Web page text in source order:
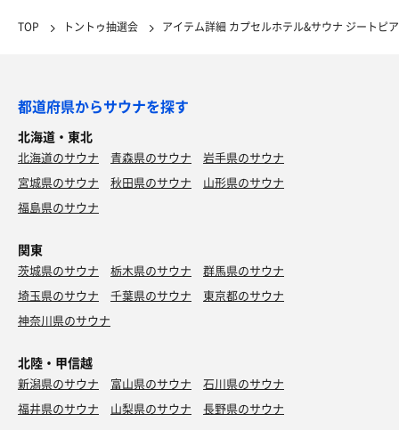
TOP トントゥ抽選会 アイテム詳細 カプセルホテル&サウナ ジートピ
都道府県からサウナを探す
北海道・東北
北海道のサウナ 青森県のサウナ
岩手県のサウナ
宮城県のサウナ
秋田県のサウナ
山形県のサウナ
福島県のサウナ
関東
茨城県のサウナ 栃木県のサウナ
群馬県のサウナ
埼玉県のサウナ
千葉県のサウナ
東京都のサウナ
神奈川県のサウナ
北陸・甲信越
新潟県のサウナ 富山県のサウナ
石川県のサウナ
福井県のサウナ
山梨県のサウナ 長野県のサウナ